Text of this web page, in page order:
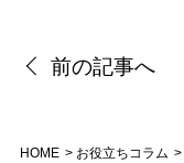
前の記事へ
HOME お役立ちコラム